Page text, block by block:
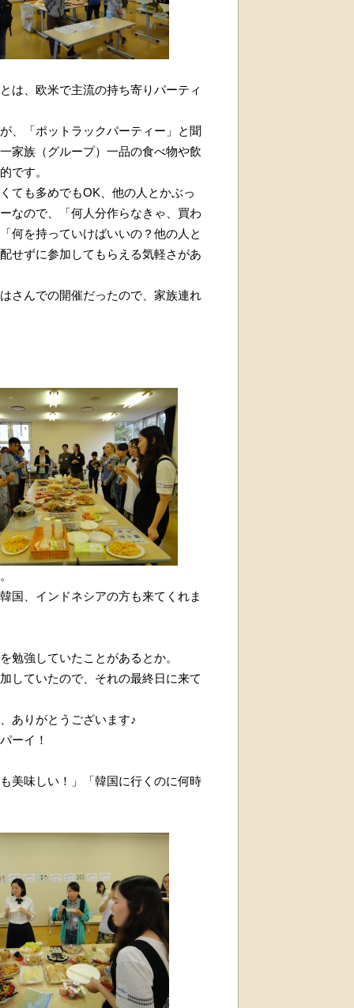
は、欧米で主流の持ち寄りパーティ
、「ポットラックパーティー」と聞
家族（グループ）一品の食べ物や飲
です。
ても多めでもOK、他の人とかぶっ
なので、「何人分作らなきゃ、買わ
何を持っていけばいいの？他の人と
せずに参加してもらえる気軽さがあ
さんでの開催だったので、家族連れ
国、インドネシアの方も来てくれま
勉強していたことがあるとか。
していたので、それの最終日に来て
ありがとうございます♪
ーイ！
美味しい！」「韓国に行くのに何時